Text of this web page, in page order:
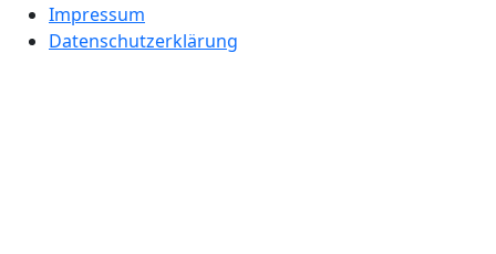
Impressum
Datenschutzerklärung